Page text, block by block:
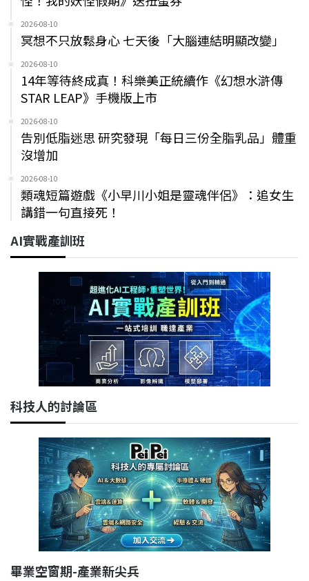
2026-08-10
冥想不只放鬆身心 七天後「大腦連結明顯改變」
2026-08-10
14年等待終成真！科樂美正統續作《幻想水滸傳
STAR LEAP》手機版上市
2026-08-10
告別低脂迷思 研究發現「每日三份全脂乳品」體重
沒增加
2026-08-10
類魂短篇遊戲《小早川小姐是靈魂伴侶》：追女生
講錯一句直接死！
AI實戰產訓班
科技人的討論區
畢業空窗期-產業新尖兵